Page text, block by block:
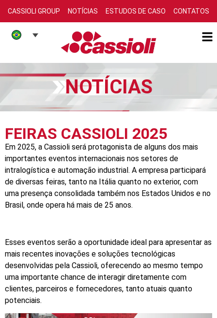
CASSIOLI GROUP NOTÍCIAS ESTUDOS DE CASO CONTATOS
NOTÍCIAS
FEIRAS CASSIOLI 2025
Em 2025, a Cassioli será protagonista de alguns dos mais
importantes eventos internacionais nos setores de
intralogística e automação industrial. A empresa participará
de diversas feiras, tanto na Itália quanto no exterior, com
uma presença consolidada também nos Estados Unidos e no
Brasil, onde opera há mais de 25 anos.
Esses eventos serão a oportunidade ideal para apresentar as
mais recentes inovações e soluções tecnológicas
desenvolvidas pela Cassioli, oferecendo ao mesmo tempo
uma importante chance de interagir diretamente com
clientes, parceiros e fornecedores, tanto atuais quanto
potenciais.